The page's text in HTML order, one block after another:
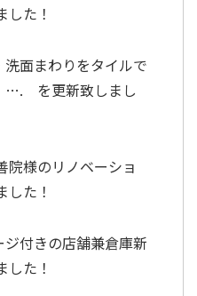
た！
洗面まわりをタイルで
…. を更新致しまし
院様のリノベーショ
た！
ジ付きの店舗兼倉庫新
た！